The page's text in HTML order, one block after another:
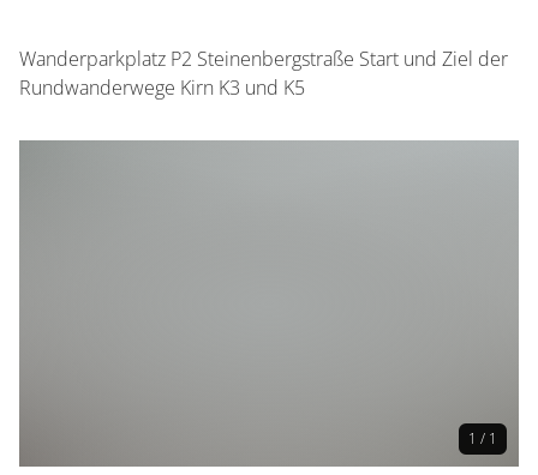
Wanderparkplatz P2 Steinenbergstraße Start und Ziel der
Rundwanderwege Kirn K3 und K5
1 / 1